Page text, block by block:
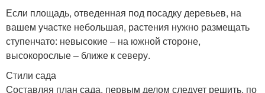
Если площадь, отведенная под посадку деревьев, на
вашем участке небольшая, растения нужно размещать
ступенчато: невысокие – на южной стороне,
высокорослые – ближе к северу.
Стили сада
Составляя план сада, первым делом следует решить, по